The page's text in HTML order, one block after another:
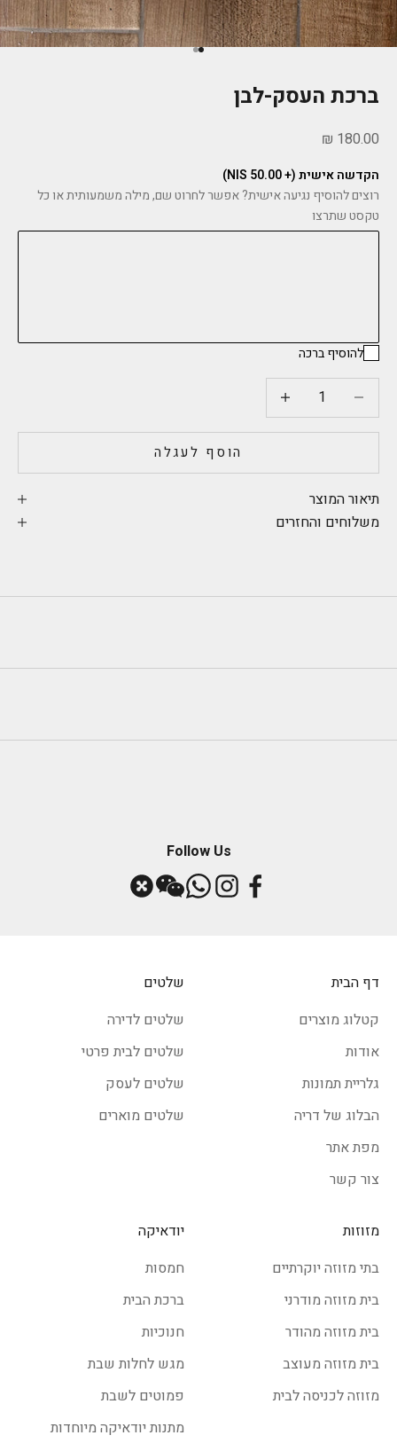
עבור לפריט 1
עבור לפריט 2
ברכת העסק-לבן
מחיר מבצע
180.00 ₪
הקדשה אישית (+ 50.00 NIS)
רוצים להוסיף נגיעה אישית? אפשר לחרוט שם, מילה משמעותית או כל
טקסט שתרצו
להוסיף ברכה
הקטנת הכמות הקטנת הכמות
הוסף לעגלה
תיאור המוצר
משלוחים והחזרים
Follow Us
דף הבית
קטלוג מוצרים
אודות
גלריית תמונות
הבלוג של דריה
מפת אתר
צור קשר
שלטים
שלטים לדירה
שלטים לבית פרטי
שלטים לעסק
שלטים מוארים
מזוזות
בתי מזוזה יוקרתיים
בית מזוזה מודרני
בית מזוזה מהודר
בית מזוזה מעוצב
מזוזה לכניסה לבית
יודאיקה
חמסות
ברכת הבית
חנוכיות
מגש לחלות שבת
פמוטים לשבת
מתנות יודאיקה מיוחדות